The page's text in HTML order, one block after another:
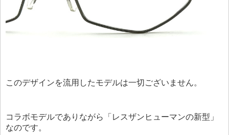
このデザインを流用したモデルは一切ございません。
コラボモデルでありながら「レスザンヒューマンの新型」
なのです。